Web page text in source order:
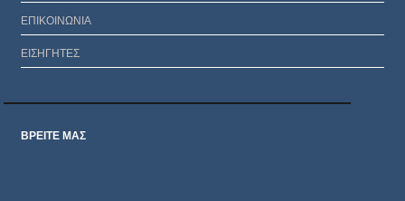
ΕΠΙΚΟΙΝΩΝΙΑ
ΕΙΣΗΓΗΤΕΣ
ΒΡΕΙΤΕ ΜΑΣ